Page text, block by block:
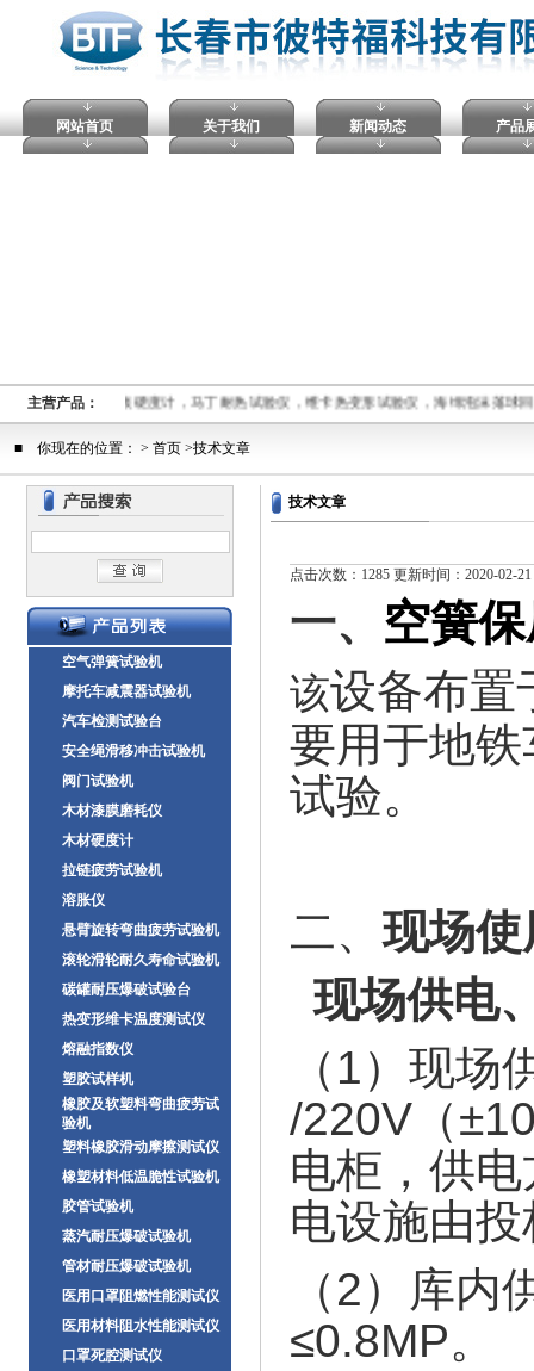
网站首页 关于我们 新闻动态 产品
主营产品：
验仪，塑料球压痕硬度计，马丁耐热试验仪，维卡热变形试验仪，海绵泡沫落球
■ 你现在的位置： > 首页 >技术文章
空气弹簧试验机
摩托车减震器试验机
汽车检测试验台
安全绳滑移冲击试验机
阀门试验机
木材漆膜磨耗仪
木材硬度计
拉链疲劳试验机
溶胀仪
悬臂旋转弯曲疲劳试验机
滚轮滑轮耐久寿命试验机
碳罐耐压爆破试验台
热变形维卡温度测试仪
熔融指数仪
塑胶试样机
橡胶及软塑料弯曲疲劳试
验机
塑料橡胶滑动摩擦测试仪
橡塑材料低温脆性试验机
胶管试验机
蒸汽耐压爆破试验机
管材耐压爆破试验机
医用口罩阻燃性能测试仪
医用材料阻水性能测试仪
口罩死腔测试仪
技术文章
点击次数：1285 更新时间：2020-02-21
一、 空簧
该设备布置
要用于地
试验。
二、现场使
现场供电
（1）现场
/220V（
电柜，供
电设施由
（2）库内
≤0.8MP。